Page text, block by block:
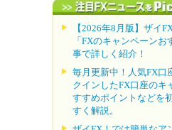
【2026年8月版】ザイ
「FXのキャンペーン
事で詳しく紹介！
毎月更新中！人気FX口
クインしたFX口座のキ
すすめポイントなどを
すく解説。